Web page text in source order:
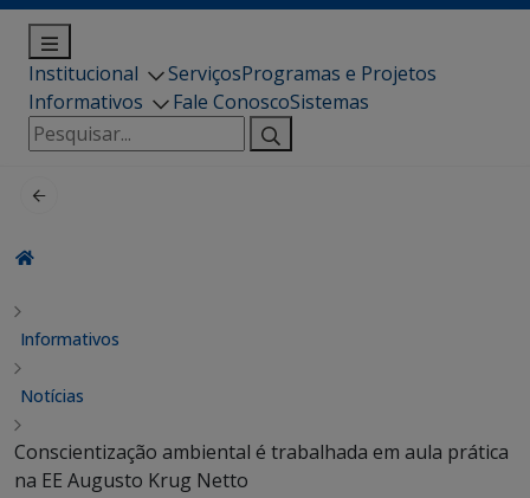
Institucional ServiçosProgramas e Projetos
Informativos
Fale ConoscoSistemas
Pesquisar
por:
Informativos
Notícias
Conscientização ambiental é trabalhada em aula prática
na EE Augusto Krug Netto